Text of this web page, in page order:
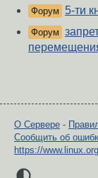
Форум 5-ти
Форум
О Сервере -
Сообщить об
https://